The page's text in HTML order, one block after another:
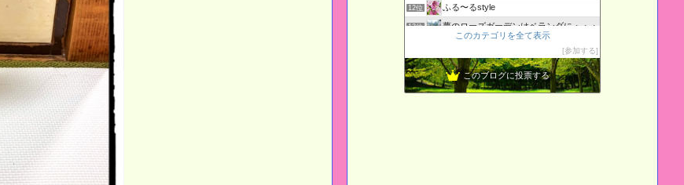
12位 ふる〜るstyle
13位 夢のローズガーデンはベランダに・・・
15位 L o H A S Y 天然生活
このカテゴリを全て表示
参加する
このブログに投票する